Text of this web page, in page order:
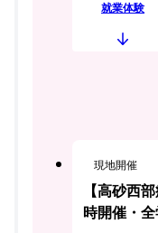
就業体験
現地開催
【高砂西
時開催・